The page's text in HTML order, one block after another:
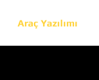
Araç Yazılımı